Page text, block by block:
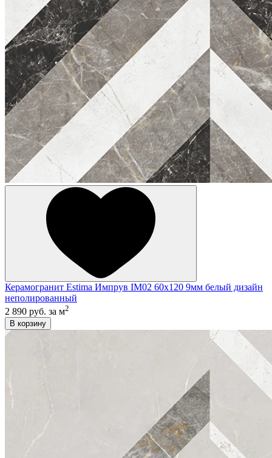
Керамогранит Estima Импрув IM02 60x120 9мм белый дизайн
неполированный
2 890 руб. за м2
В корзину